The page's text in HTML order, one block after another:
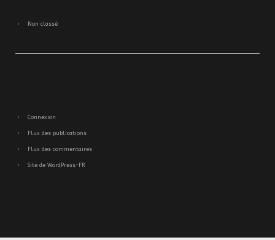
Non classé
Connexion
Flux des publications
Flux des commentaires
Site de WordPress-FR